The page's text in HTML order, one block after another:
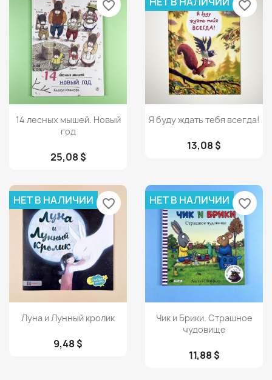
Просмотр
14 лесных мышей. Новый
год
25,08 $
favorite_border
Просмотр
Я буду ждать тебя всегда!
13,08 $
favorite_border
 Просмотр
Луна и Лунный кролик
9,48 $
НЕТ В НАЛИЧИИ favorite_border
Просмотр
Чик и Брики. Страшное
чудовище
11,88 $
НЕТ В НАЛИЧИИ favorite_border